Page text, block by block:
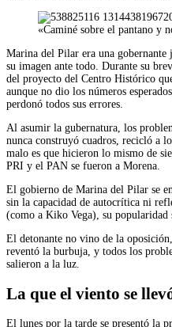
«Caminé sobre el pantano y
Marina del Pilar era una
su imagen ante todo. Durante su
del proyecto del Centro Histórico
aunque no dio los números
perdonó todos sus errores.
Al asumir la gubernatura, los
nunca construyó cuadros, recicló a
malo es que hicieron lo mismo de
PRI y el PAN se fueron a Morena.
El gobierno de Marina del Pilar se
sin la capacidad de autocrítica ni
(como a Kiko Vega), su popularidad
El detonante no vino de la
reventó la burbuja, y todos los
salieron a la luz.
La que el viento se
El lunes por la tarde se presentó la